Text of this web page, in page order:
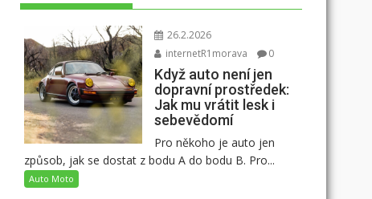
26.2.2026
internetR1morava
0
Když auto není jen
dopravní prostředek:
Jak mu vrátit lesk i
sebevědomí
Pro někoho je auto jen
způsob, jak se dostat z bodu A do bodu B. Pro...
Auto Moto